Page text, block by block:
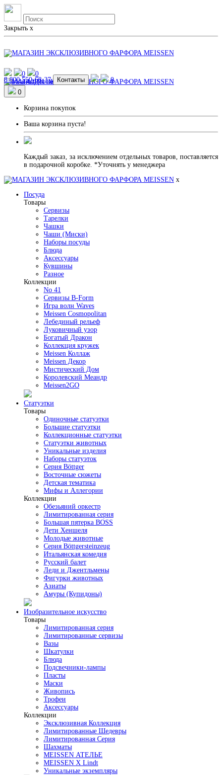
Закрыть x
0
0
МагазиныДоставка и Оплата
8 800 550-68-37 Контакты
0
0
Корзина покупок
Ваша корзина пуста!
Каждый заказ, за исключением отдельных товаров, поставляется
в подарочной коробке. *Уточнять у менеджера
x
Посуда
Товары
Сервизы
Тарелки
Чашки
Чаши (Миски)
Наборы посуды
Блюда
Аксессуары
Кувшины
Разное
Коллекции
No 41
Сервизы B-Form
Игра волн Waves
Meissen Cosmopolitan
Лебединый рельеф
Луковичный узор
Богатый Дракон
Коллекция кружек
Meissen Коллаж
Meissen Декор
Мистический Дом
Королевский Меандр
Meissen2GO
Статуэтки
Товары
Одиночные статуэтки
Большие статуэтки
Коллекционные статуэтки
Статуэтки животных
Уникальные изделия
Наборы статуэток
Серия Böttger
Восточные сюжеты
Детская тематика
Мифы и Аллегории
Коллекции
Обезьяний оркестр
Лимитированная серия
Большая пятерка BOSS
Дети Хеншеля
Молодые животные
Серия Böttgersteinzeug
Итальянская комедия
Русский балет
Леди и Джентльмены
Фигурки животных
Азиаты
Амуры (Купидоны)
Изобразительное искусство
Товары
Лимитированная серия
Лимитированные сервизы
Вазы
Шкатулки
Блюда
Подсвечники-лампы
Пласты
Маски
Живопись
Трофеи
Аксессуары
Коллекции
Эксклюзивная Коллекция
Лимитированные Шедевры
Лимитированная Серия
Шахматы
MEISSEN АТЕЛЬЕ
MEISSEN X Lindt
Уникальные экземпляры